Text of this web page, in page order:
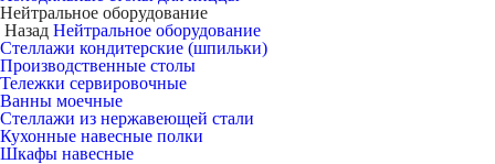
Нейтральное оборудование
Назад Нейтральное оборудование
Стеллажи кондитерские (шпильки)
Производственные столы
Тележки сервировочные
Ванны моечные
Стеллажи из нержавеющей стали
Кухонные навесные полки
Шкафы навесные